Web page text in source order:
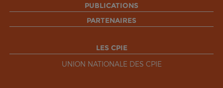
PUBLICATIONS
PARTENAIRES
LES CPIE
UNION NATIONALE DES CPIE